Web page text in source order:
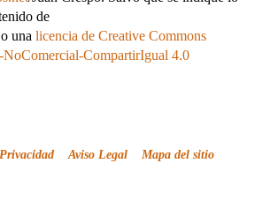
de
una licencia de Creative Commons
NoComercial-CompartirIgual 4.0
Privacidad Aviso Legal Mapa del sitio